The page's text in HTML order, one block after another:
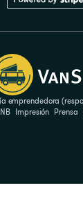
emprendedora
Impresión Prensa